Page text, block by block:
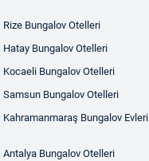
Rize Bungalov Otelleri
Hatay Bungalov Otelleri
Kocaeli Bungalov Otelleri
Samsun Bungalov Otelleri
Kahramanmaraş Bungalov Evleri
Antalya Bungalov Otelleri